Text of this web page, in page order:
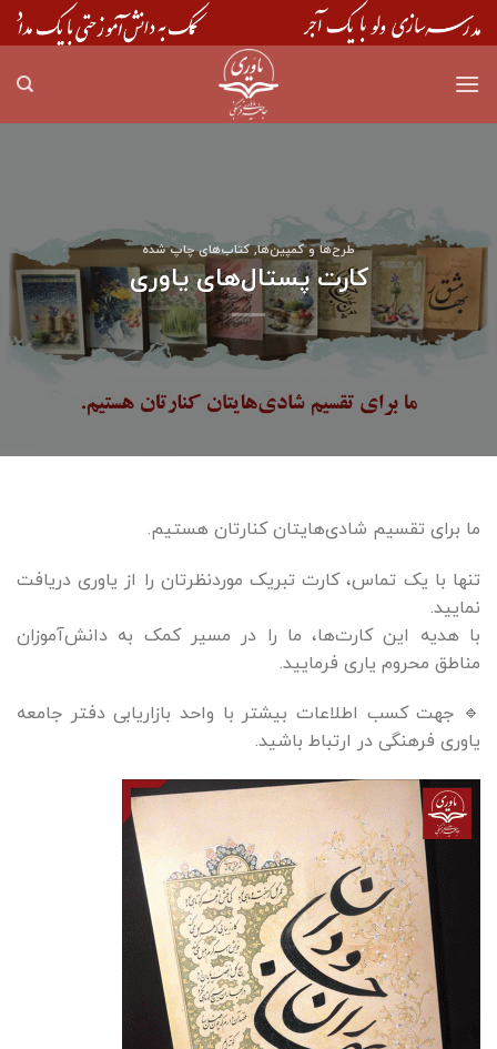
Skip
to
طرح‌ها و کمپین‌ها,کتاب‌های چاپ شده
کارت پستال‌های یاوری
ما برای تقسیم شادی‌هایتان کنارتان هستیم.
تنها با یک تماس، کارت تبریک موردنظرتان را از یاوری دریافت
نمایید.
با هدیه این کارت‌ها، ما را در مسیر کمک به دانش‌آموزان
مناطق محروم یاری فرمایید.
🔹 جهت کسب اطلاعات بیشتر با واحد بازاریابی دفتر جامعه
یاوری فرهنگی در ارتباط باشید.